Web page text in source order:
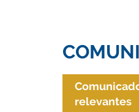
relevantes